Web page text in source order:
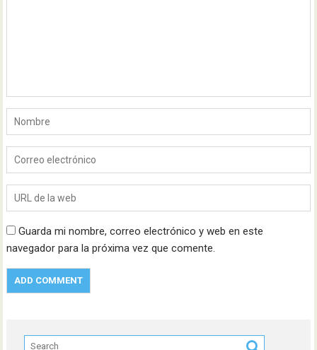
Guarda mi nombre, correo electrónico y web en este
navegador para la próxima vez que comente.